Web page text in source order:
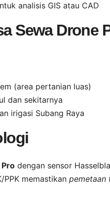
analisis GIS atau CAD
Sewa Drone
(area pertanian luas)
dan sekitarnya
irigasi Subang Raya
Pro dengan sensor
memastikan pemetaan